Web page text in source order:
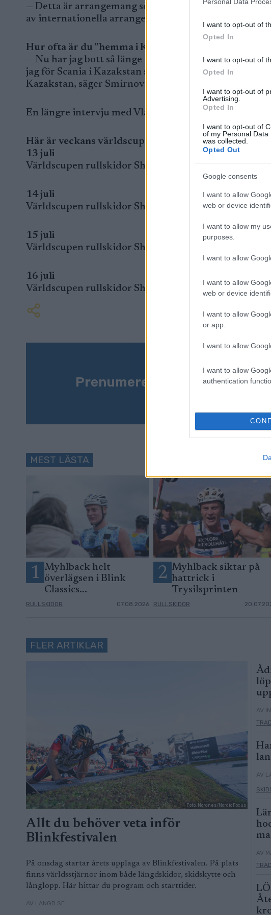
I want to opt-out of
Opted In
I want to opt-out of
Opted In
I want to opt-out of
Advertising.
Opted In
I want to opt-out of
of my Personal
was collected.
Opted Out
Google consents
I want to allow
web or device
I want to allow my
purposes.
I want to allow
I want to allow
web or device
I want to allow
or app.
I want to allow
I want to allow
authentication
— Detta är arrangemang som passar väldigt bra för
av internationella arrangemang, säger Smirnov.
Hur ofta är du ”hemma i Kazakstan”?
— Nu har jag bott så länge i Sundsvall, att det är
jag för Scania i Kazakstan så då var jag där
Kazakstan, säger Smirnov.
En längre intervju med Vladimir Smirnov kommer
Här är veckans världscupprogram
13 juli
Världscupen rullskidor Shchuchinsk, Kazakhstan,
14 juli
Världscupen rullskidor Shchuchinsk, Kazakhstan,
15 juli
Världscupen rullskidor Shchuchinsk, Kazakhstan,
16 juli
Världscupen rullskidor Shchuchinsk, Kazakhstan,
Prenumerera på vårt
MEST LÄSTA
1 Myhlback helt
överlägsen i Blink
Classics...
RULLSKIDOR 07.08.2026
2 Myhlback siktar på
hattrick i
Trysilsprinten
RULLSKIDOR
FLER ARTIKLAR
Foto: Nordnes/NordicFocus
Allt du behöver veta inför
Blinkfestivalen
På onsdag startar årets upplaga av Blinkfestivalen. På plats
finns världsstjärnor inom både längdskidor, skidskytte och
långlopp. Här hittar du program och starttider.
AV LANGD.SE
AV
AV
AV